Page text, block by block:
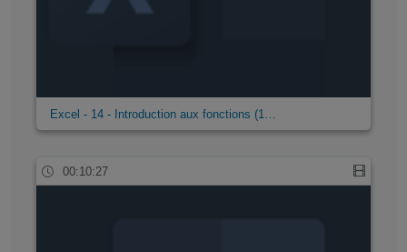
Excel - 14 - Introduction aux fonctions (1…
00:10:27